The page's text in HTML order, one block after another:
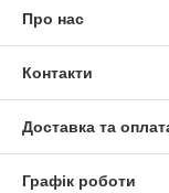
Про нас
Контакти
Доставка та
Графік роботи